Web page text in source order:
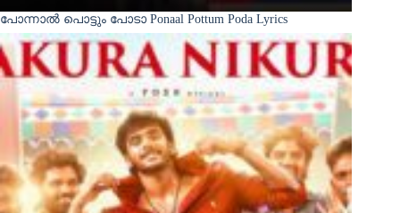
പോന്നാൽ പൊട്ടും പോടാ Ponaal Pottum Poda Lyrics